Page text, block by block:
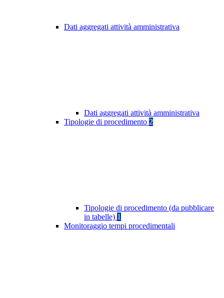
Dati aggregati attività amministrativa
Dati aggregati attività amministrativa
Tipologie di procedimento 2
Tipologie di procedimento (da pubblicare
in tabelle) 1
Monitoraggio tempi procedimentali